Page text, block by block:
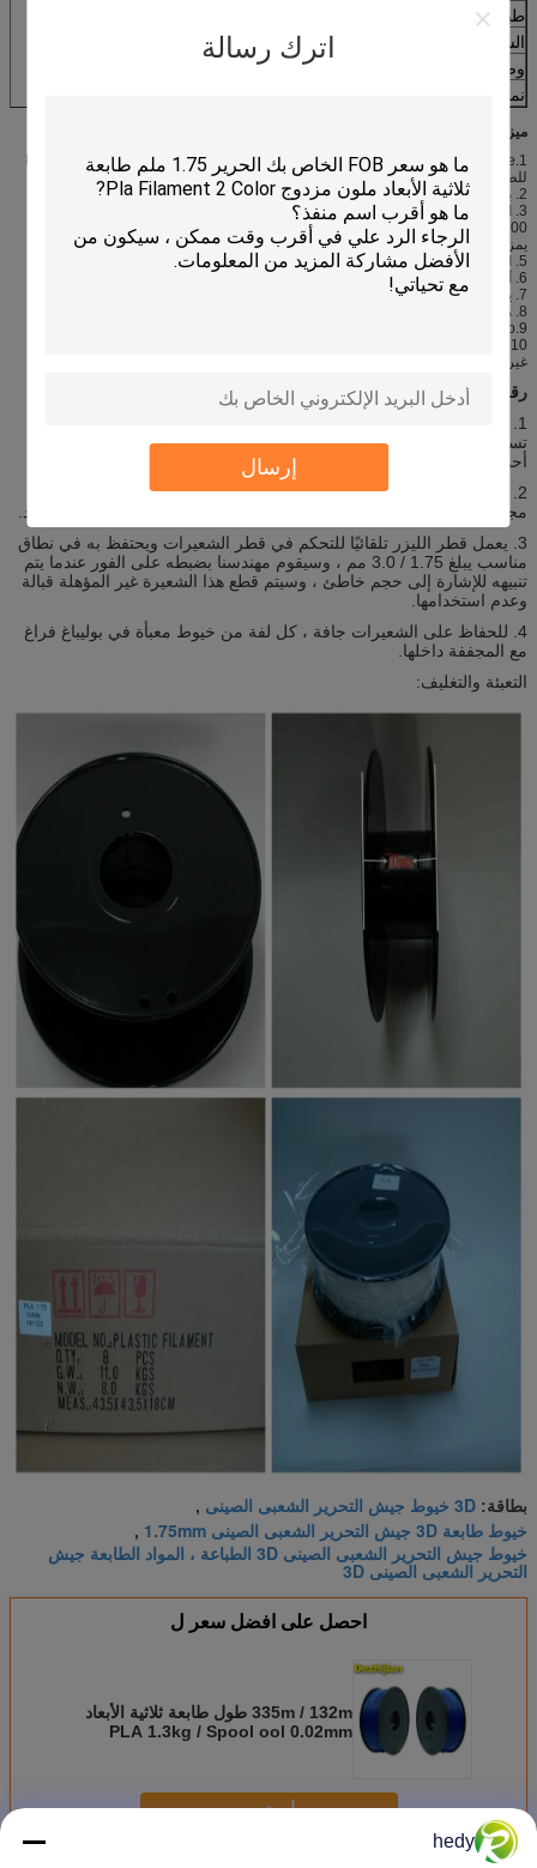
اترك رسالة
إرسال
طباعة درجة الحرارة
السرير temp
اختياري أو 40-60 ℃
وضع السرير
اخفاء الصنبور أو الشريط الحراري المقاوم للحرارة
نماذج قابلة للتطبيق
ميزة المنتج:
1.Made من الدرجة الخام بنسبة 100 ٪ على أساس المواد الخام البكر المصممة خصيصا
للطباعة 3D.
2. بالتأكيد لا إضافات أو المعدلات! (لماذا هذا مهم؟ اقرأ المزيد لأسفل)
3. السلس للغاية ومتسقة.
4.100 ٪ أقوى من جيش التحرير الشعبى الصينى القياسي وحتى أقوى بكثير من معظم
يمزج "PLA +"!
5. الشعيرة غير هشة تمامًا ولن تنفجر أو تنكسر في أي وقت قبل الطباعة أو بعدها.
6. أسرع التبلور ، وتحسين أداء الجسر والانتهاء الكلي.
7. يسمح لسرعات الطباعة أسرع.
8. مثالية لطباعة عالية الدقة و التفاصيل الصغيرة.
9.Warp مجانا مع التصاق لوحة بناء جيدة.
10. تحسين الخواص الميكانيكية. (انظر البيانات التقنية أدناه)
غير سامة. آمن للاستخدام في البيئات المنزلية والمكاتب والمدارس.
رقابة جودة:
تستخدم أبدًا مواد معاد تدويرها أو مواد رجعة ، وقد حصلت جميعها على
أحدث شهادة.
2. قبل الإنتاج الضخم ، يقوم مهندسنا دائمًا بإجراء الاختبار للتأكد من أن كل
مجموعة من المواد الخام الجديدة يجب طباعتها بواسطة طابعة ثلاثية الأبعاد.
3. يعمل قطر الليزر تلقائيًا للتحكم في قطر الشعيرات ويحتفظ به في نطاق
مناسب يبلغ 1.75 / 3.0 مم ، وسيقوم مهندسنا بضبطه على الفور عندما يتم
تنبيهه للإشارة إلى حجم خاطئ ، وسيتم قطع هذا الشعيرة غير المؤهلة قبالة
وعدم استخدامها.
4. للحفاظ على الشعيرات جافة ، كل لفة من خيوط معبأة في بوليباغ فراغ
مع المجففة داخلها.
التعبئة والتغليف:
بطاقة: 3D خيوط جيش التحرير الشعبى الصينى ,
خيوط طابعة 3D جيش التحرير الشعبى الصينى 1.75mm ,
خيوط جيش التحرير الشعبى الصينى 3D الطباعة ، المواد الطابعة جيش
التحرير الشعبى الصينى 3D
احصل على افضل سعر ل
335m / 132m طول طابعة ثلاثية الأبعاد
PLA 1.3kg / Spool ool 0.02mm
استمر
hedy